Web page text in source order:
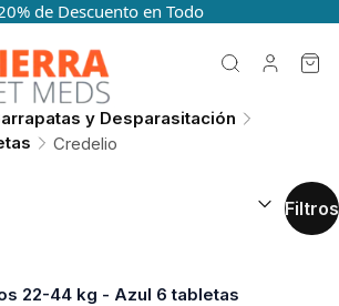
de Descuento en Todo
y Desparasitación
Credelio
Filtros
22-44 kg - Azul 6 tabletas